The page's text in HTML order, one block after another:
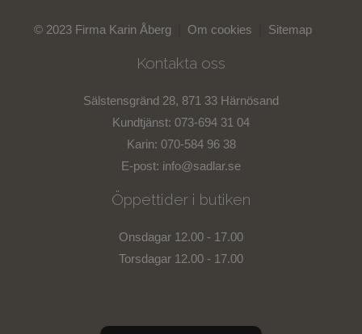
© 2023 Firma Karin Åberg Om cookies Sitemap
Kontakta oss
Sälstensgränd 28, 871 33 Härnösand
Kundtjänst: 073-694 31 04
Karin: 070-584 96 38
E-post: info@sadlar.se
Öppettider i butiken
Onsdagar 12.00 - 17.00
Torsdagar 12.00 - 17.00